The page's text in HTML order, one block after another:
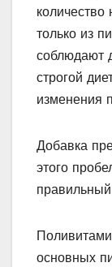
только из
соблюдают
строгой
изменения
Добавка
этого
основных